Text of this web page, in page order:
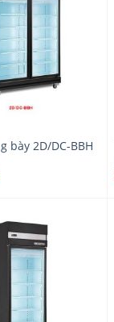
bày 2D/DC-BBH